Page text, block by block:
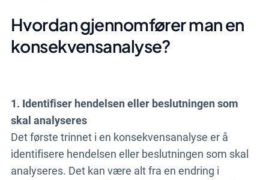
Hvordan gjennomfører man en
konsekvensanalyse?
1. Identifiser hendelsen eller beslutningen som
skal analyseres
Det første trinnet i en konsekvensanalyse er å
identifisere hendelsen eller beslutningen som skal
analyseres. Det kan være alt fra en endring i